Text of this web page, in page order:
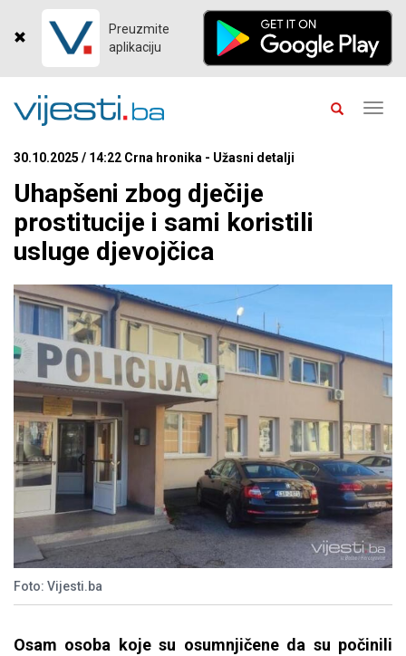
Preuzmite
aplikaciju
30.10.2025 / 14:22 Crna hronika - Užasni detalji
Uhapšeni zbog dječije
prostitucije i sami koristili
usluge djevojčica
Foto: Vijesti.ba
Osam osoba koje su osumnjičene da su počinili